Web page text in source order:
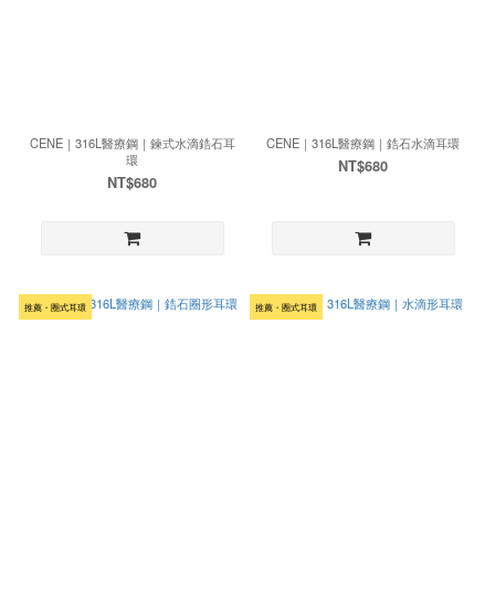
CENE｜316L醫療鋼｜鍊式水滴鋯石耳
環
NT$680
CENE｜316L醫療鋼｜鋯石水滴耳環
NT$680
推薦・圈式耳環 推薦・圈式耳環